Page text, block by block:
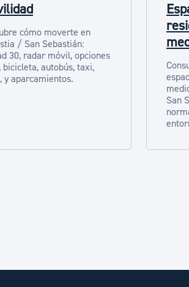
cómo moverte en
/ San Sebastián:
30, radar móvil, opciones
bicicleta, autobús, taxi,
y aparcamientos.
San